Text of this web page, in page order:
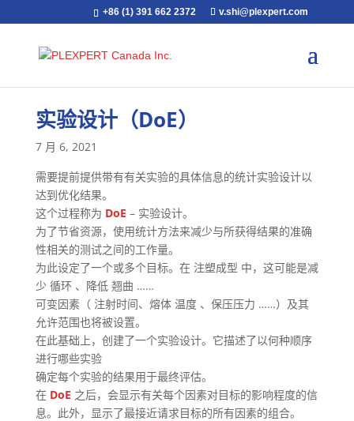
+86 (1) 391 662 2372 v.shi@plexpert.com
实验设计（DoE）
7 月 6, 2021
需要提前提供带有有关实验的具体信息的统计实验设计以
达到优化结果。
这个过程称为 DoE – 实验设计。
为了节省资源，使用统计方法来减少与所获得结果的准确
性相关的测试之间的工作量。
为此设定了一个或多个目标。在 注塑成型 中，这可能是减
少 循环 、降低 翘曲 ……
可变因素（ 注射时间、熔体 温度 、保压压力 ……）及其
允许范围也将被设置。
在此基础上，创建了一个实验设计。它描述了以何种顺序
进行哪些实验
确定每个实验的结果用于最终评估。
在 DoE 之后，会显示有关每个因素对目标的影响程度的信
息。此外，显示了最接近请求目标的所有因素的组合。